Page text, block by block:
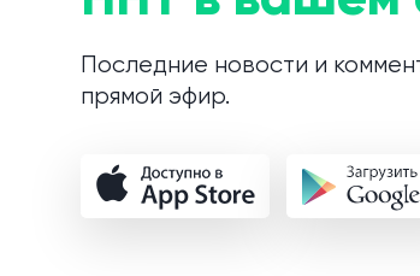
Последние новости и
прямой эфир.